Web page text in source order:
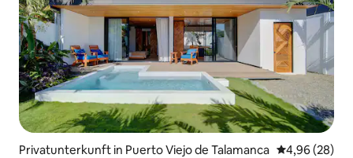
Privatunterkunft in Puerto Viejo de Talamanca
4,96 (28)